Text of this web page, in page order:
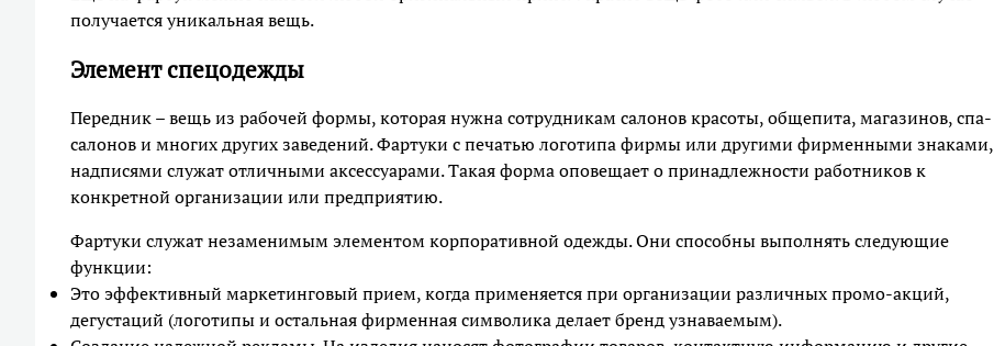
получается уникальная вещь.
Элемент спецодежды
Передник – вещь из рабочей формы, которая нужна сотрудникам салонов красоты, общепита, магазинов, спа-
салонов и многих других заведений. Фартуки с печатью логотипа фирмы или другими фирменными знаками,
надписями служат отличными аксессуарами. Такая форма оповещает о принадлежности работников к
конкретной организации или предприятию.
Фартуки служат незаменимым элементом корпоративной одежды. Они способны выполнять следующие
функции:
Это эффективный маркетинговый прием, когда применяется при организации различных промо-акций,
дегустаций (логотипы и остальная фирменная символика делает бренд узнаваемым).